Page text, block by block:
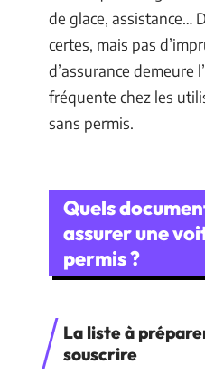
de glace, assistance…
certes, mais pas
d’assurance demeure
fréquente chez les
sans permis.
Quels
assurer une
permis ?
La liste à
souscrire